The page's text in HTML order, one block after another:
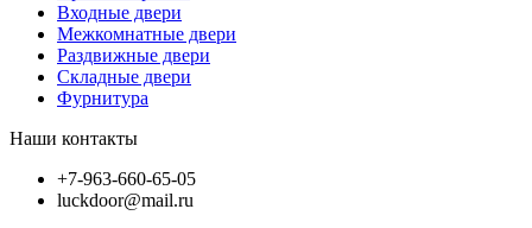
Входные двери
Межкомнатные двери
Раздвижные двери
Складные двери
Фурнитура
Наши контакты
+7-963-660-65-05
luckdoor@mail.ru